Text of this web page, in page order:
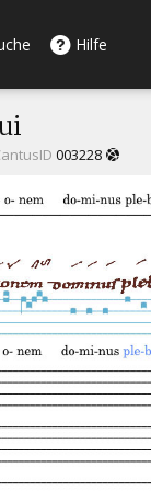
Hilfe
003228